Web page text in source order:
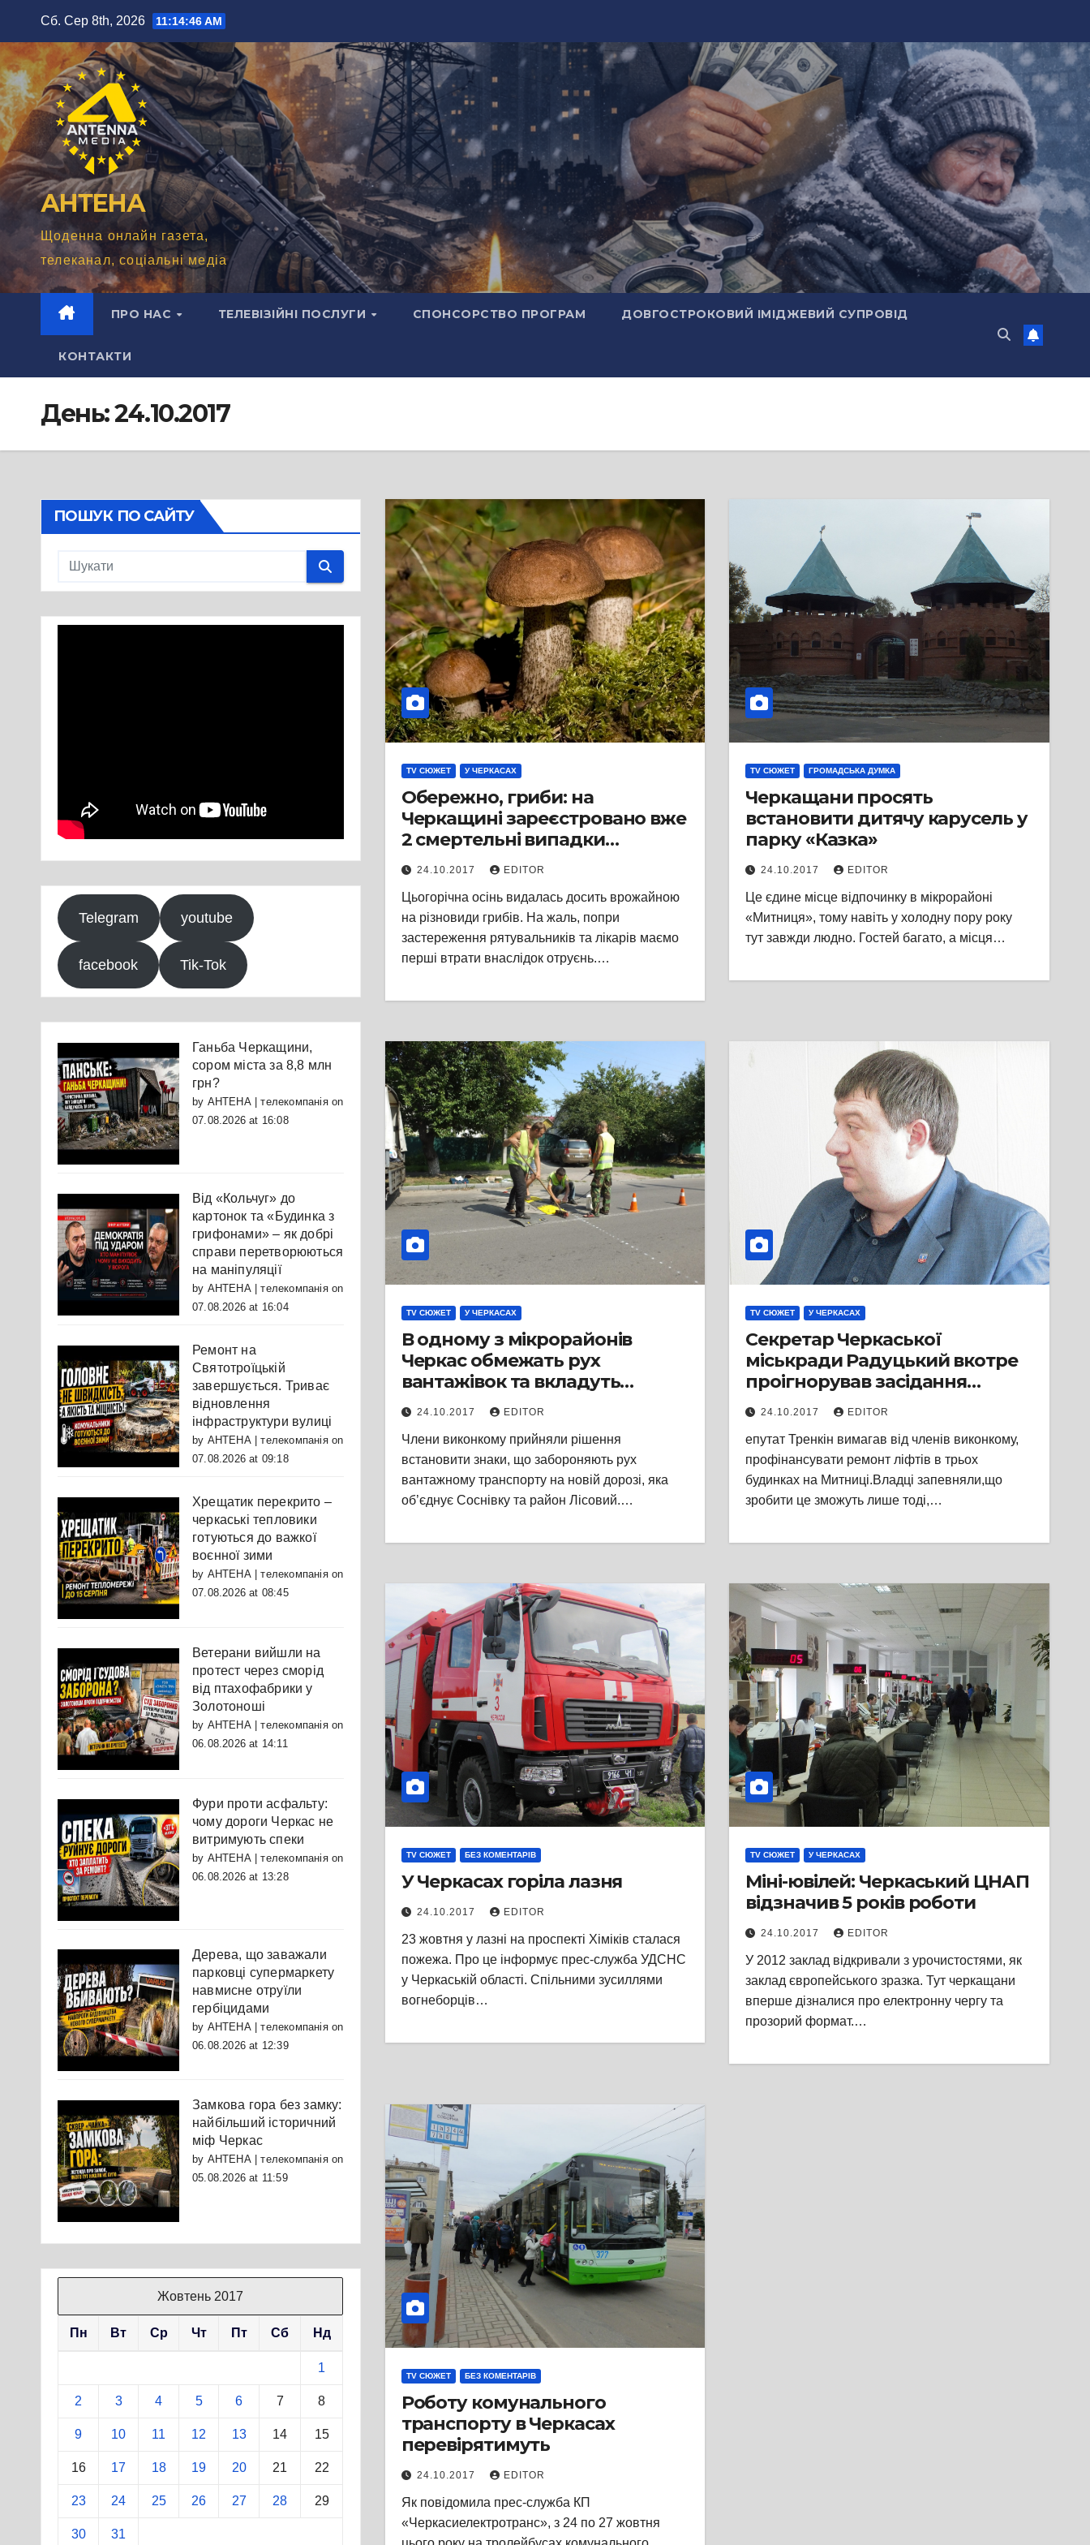
вмісту
Сб. Сер 8th, 2026 11:14:48 AM
АНТЕНА
Щоденна онлайн газета,
телеканал, соціальні медіа
ПРО НАС ТЕЛЕВІЗІЙНІ ПОСЛУГИ СПОНСОРСТВО ПРОГРАМ ДОВГОСТРОКОВИЙ ІМІДЖЕВИЙ СУПРОВІД
КОНТАКТИ
День:24.10.2017
ПОШУК ПО САЙТУ
Telegram youtube
facebook Tik-Tok
Ганьба Черкащини,
сором міста за 8,8 млн
грн?
by АНТЕНА | телекомпаніяon
07.08.2026 at 16:08
Від «Кольчуг» до
картонок та «Будинка з
грифонами» – як добрі
справи перетворюються
на маніпуляції
by АНТЕНА | телекомпаніяon
07.08.2026 at 16:04
Ремонт на
Святотроїцькій
завершується. Триває
відновлення
інфраструктури вулиці
by АНТЕНА | телекомпаніяon
07.08.2026 at 09:18
Хрещатик перекрито –
черкаські тепловики
готуються до важкої
воєнної зими
by АНТЕНА | телекомпаніяon
07.08.2026 at 08:45
Ветерани вийшли на
протест через сморід
від птахофабрики у
Золотоноші
by АНТЕНА | телекомпаніяon
06.08.2026 at 14:11
Фури проти асфальту:
чому дороги Черкас не
витримують спеки
by АНТЕНА | телекомпаніяon
06.08.2026 at 13:28
Дерева, що заважали
парковці супермаркету
навмисне отруїли
гербіцидами
by АНТЕНА | телекомпаніяon
06.08.2026 at 12:39
Замкова гора без замку:
найбільший історичний
міф Черкас
by АНТЕНА | телекомпаніяon
05.08.2026 at 11:59
Жовтень 2017
Пн Вт Ср Чт Пт Сб Нд
1
2 3 4 5 6 7 8
9 10 11 12 13 14 15
16 17 18 19 20 21 22
23 24 25 26 27 28 29
30 31
TV СЮЖЕТ У ЧЕРКАСАХ
Обережно, гриби: на
Черкащині зареєстровано вже
2 смертельні випадки
отруєння
24.10.2017 EDITOR
Цьогорічна осінь видалась досить врожайною
на різновиди грибів. На жаль, попри
застереження рятувальників та лікарів маємо
перші втрати внаслідок отруєнь.…
TV СЮЖЕТ ГРОМАДСЬКА ДУМКА
Черкащани просять
встановити дитячу карусель у
парку «Казка»
24.10.2017 EDITOR
Це єдине місце відпочинку в мікрорайоні
«Митниця», тому навіть у холодну пору року
тут завжди людно. Гостей багато, а місця…
TV СЮЖЕТ У ЧЕРКАСАХ
В одному з мікрорайонів
Черкас обмежать рух
вантажівок та вкладуть
«лежачих поліцейських»
24.10.2017 EDITOR
Члени виконкому прийняли рішення
встановити знаки, що забороняють рух
вантажному транспорту на новій дорозі, яка
об’єднує Соснівку та район Лісовий.…
TV СЮЖЕТ У ЧЕРКАСАХ
Секретар Черкаської
міськради Радуцький вкотре
проігнорував засідання
виконкому
24.10.2017 EDITOR
епутат Тренкін вимагав від членів виконкому,
профінансувати ремонт ліфтів в трьох
будинках на Митниці.Владці запевняли,що
зробити це зможуть лише тоді,…
TV СЮЖЕТ БЕЗ КОМЕНТАРІВ
У Черкасах горіла лазня
24.10.2017 EDITOR
23 жовтня у лазні на проспекті Хіміків сталася
пожежа. Про це інформує прес-служба УДСНС
у Черкаській області. Спільними зусиллями
вогнеборців…
TV СЮЖЕТ У ЧЕРКАСАХ
Міні-ювілей: Черкаський ЦНАП
відзначив 5 років роботи
24.10.2017 EDITOR
У 2012 заклад відкривали з урочистостями, як
заклад європейського зразка. Тут черкащани
вперше дізналися про електронну чергу та
прозорий формат.…
TV СЮЖЕТ БЕЗ КОМЕНТАРІВ
Роботу комунального
транспорту в Черкасах
перевірятимуть
24.10.2017 EDITOR
Як повідомила прес-служба КП
«Черкасиелектротранс», з 24 по 27 жовтня